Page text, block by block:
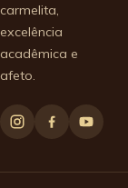
carmelita,
excelência
acadêmica e
afeto.